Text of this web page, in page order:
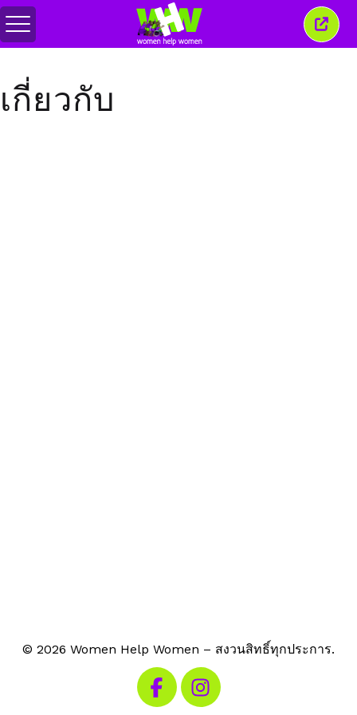
สลับ
เมนู
ปิด
หน้าต่
เกี่ยวกับ
© 2026 Women Help Women – สงวนสิทธิ์ทุกประการ.
เยี่ยมชม Facebook ของเรา
เยี่ยมชม Instagram ของเรา